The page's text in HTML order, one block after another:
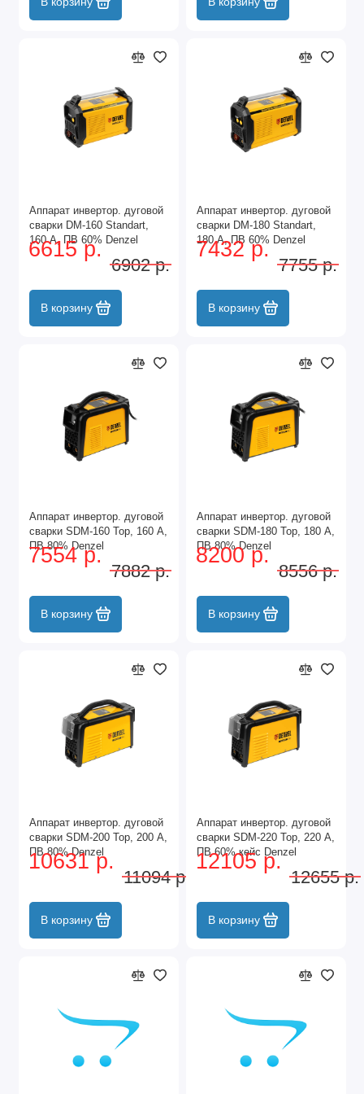
Аппарат инвертор. дуговой
сварки DM-160 Standart,
160 А, ПВ 60% Denzel
6615 р.
6902 р.
В корзину
Аппарат инвертор. дуговой
сварки DM-180 Standart,
180 А, ПВ 60% Denzel
7432 р.
7755 р.
В корзину
Аппарат инвертор. дуговой
сварки SDM-160 Top, 160 А,
ПВ 80% Denzel
7554 р.
7882 р.
В корзину
Аппарат инвертор. дуговой
сварки SDM-180 Top, 180 А,
ПВ 80% Denzel
8200 р.
8556 р.
В корзину
Аппарат инвертор. дуговой
сварки SDM-200 Top, 200 А,
ПВ 80% Denzel
10631 р.
11094 р.
В корзину
Аппарат инвертор. дуговой
сварки SDM-220 Top, 220 А,
ПВ 60% кейс Denzel
12105 р.
12655 р.
В корзину